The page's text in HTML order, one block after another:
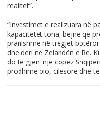
realitet”.
“Investimet e realizuara në
kapacitetet tona, bëjnë që
pranishme në tregjet
dhe deri në Zelandën e Re.
do të gjeni një copëz
prodhime bio, cilësore dhe